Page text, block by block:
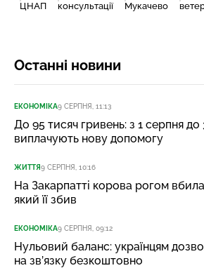
ЦНАП консультації Мукачево
Останні новини
ЕКОНОМІКА9 СЕРПНЯ, 11:13
До 95 тисяч гривень: з 1 серпня
виплачують нову допомогу
ЖИТТЯ9 СЕРПНЯ, 10:16
На Закарпатті корова рогом
який її збив
ЕКОНОМІКА9 СЕРПНЯ, 09:12
Нульовий баланс: українцям
на зв’язку безкоштовно